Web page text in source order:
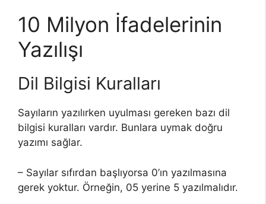
10 Milyon İfadelerinin
Yazılışı
Dil Bilgisi Kuralları
Sayıların yazılırken uyulması gereken bazı dil
bilgisi kuralları vardır. Bunlara uymak doğru
yazımı sağlar.
– Sayılar sıfırdan başlıyorsa 0’ın yazılmasına
gerek yoktur. Örneğin, 05 yerine 5 yazılmalıdır.